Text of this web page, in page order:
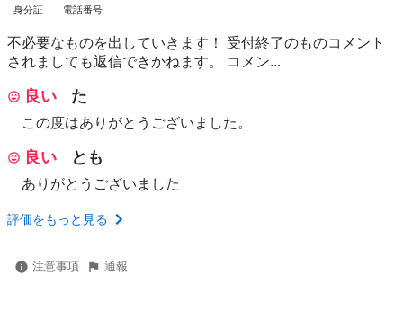
身分証 電話番号
不必要なものを出していきます！ 受付終了のものコメント
されましても返信できかねます。 コメン...
良い た
この度はありがとうございました。
良い とも
ありがとうございました
評価をもっと見る
注意事項 通報